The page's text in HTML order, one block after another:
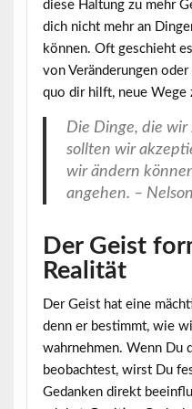
diese Haltung zu mehr
dich nicht mehr an
können. Oft geschieht
von Veränderungen
quo dir hilft, neue Wege
Die Dinge, die
sollten wir
wir ändern
angehen. –
Der Geist
Realität
Der Geist hat eine
denn er bestimmt, wie
wahrnehmen. Wenn Du
beobachtest, wirst Du
Gedanken direkt